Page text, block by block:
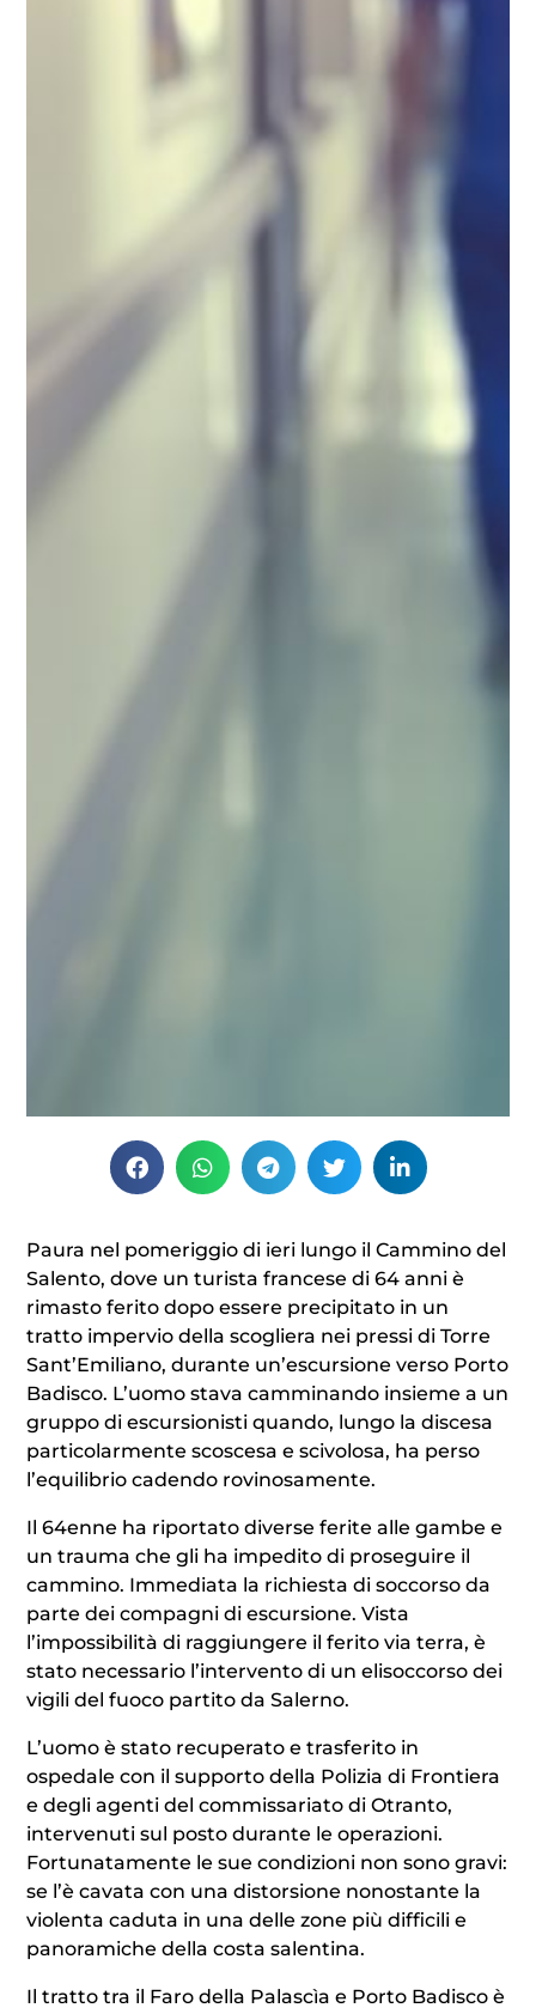
Paura nel pomeriggio di ieri lungo il Cammino del
Salento, dove un turista francese di 64 anni è
rimasto ferito dopo essere precipitato in un
tratto impervio della scogliera nei pressi di Torre
Sant’Emiliano, durante un’escursione verso Porto
Badisco. L’uomo stava camminando insieme a un
gruppo di escursionisti quando, lungo la discesa
particolarmente scoscesa e scivolosa, ha perso
l’equilibrio cadendo rovinosamente.
Il 64enne ha riportato diverse ferite alle gambe e
un trauma che gli ha impedito di proseguire il
cammino. Immediata la richiesta di soccorso da
parte dei compagni di escursione. Vista
l’impossibilità di raggiungere il ferito via terra, è
stato necessario l’intervento di un elisoccorso dei
vigili del fuoco partito da Salerno.
L’uomo è stato recuperato e trasferito in
ospedale con il supporto della Polizia di Frontiera
e degli agenti del commissariato di Otranto,
intervenuti sul posto durante le operazioni.
Fortunatamente le sue condizioni non sono gravi:
se l’è cavata con una distorsione nonostante la
violenta caduta in una delle zone più difficili e
panoramiche della costa salentina.
Il tratto tra il Faro della Palascìa e Porto Badisco è